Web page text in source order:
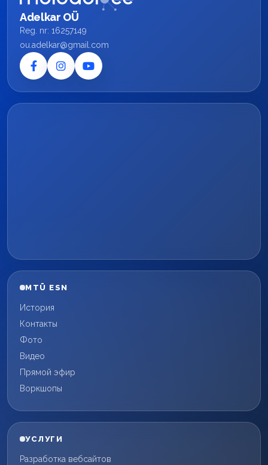
Adelkar OÜ
Reg. nr: 16257149
ou.adelkar@gmail.com
MTÜ ESN
История
Контакты
Фото
Видео
Прямой эфир
Воркшопы
УСЛУГИ
Разработка вебсайтов